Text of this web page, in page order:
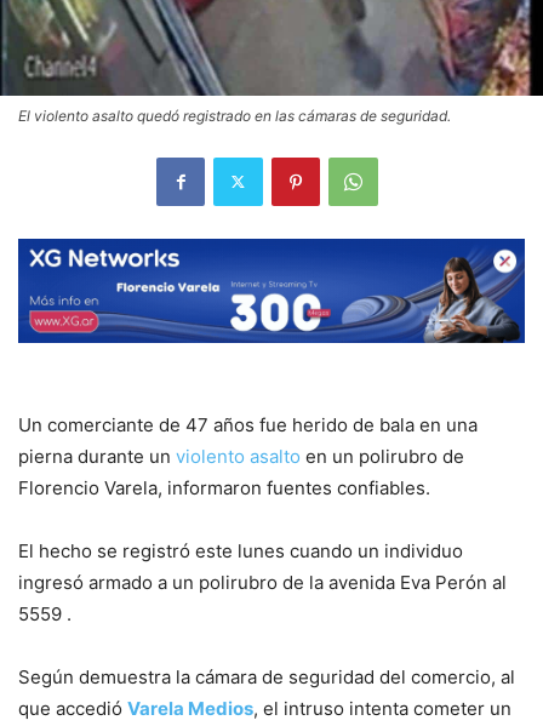
El violento asalto quedó registrado en las cámaras de seguridad.
Un comerciante de 47 años fue herido de bala en una
pierna durante un violento asalto en un polirubro de
Florencio Varela, informaron fuentes confiables.
El hecho se registró este lunes cuando un individuo
ingresó armado a un polirubro de la avenida Eva Perón al
5559 .
Según demuestra la cámara de seguridad del comercio, al
que accedió Varela Medios, el intruso intenta cometer un